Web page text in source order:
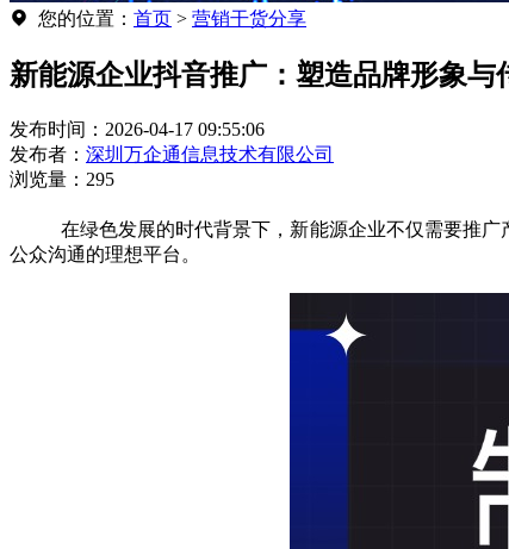
您的位置： 首页 > 营销干货分享
新能源企业抖音推广：塑造品牌形象与
发布时间：2026-04-17 09:55:06
发布者： 深圳万企通信息技术有限公司
浏览量：295
在绿色发展的时代背景下，新能源企业不仅需要推
公众沟通的理想平台。